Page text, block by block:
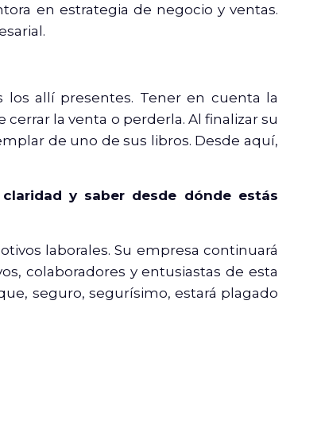
en estrategia de negocio y ventas.
allí presentes. Tener en cuenta la
la venta o perderla. Al finalizar su
de uno de sus libros. Desde aquí,
claridad y saber desde dónde estás
laborales. Su empresa continuará
colaboradores y entusiastas de esta
seguro, segurísimo, estará plagado